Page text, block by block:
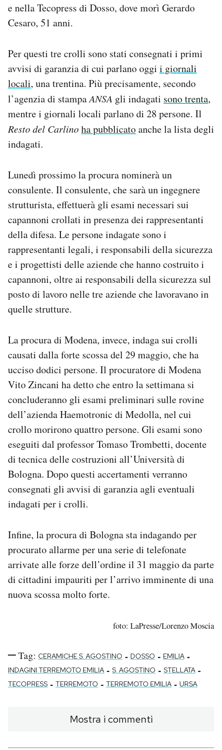
e nella Tecopress di Dosso, dove morì Gerardo
Cesaro, 51 anni.
Per questi tre crolli sono stati consegnati i primi
avvisi di garanzia di cui parlano oggi i giornali
locali, una trentina. Più precisamente, secondo
l’agenzia di stampaANSA gli indagati sono trenta,
mentre i giornali locali parlano di 28 persone. Il
Resto del Carlinoha pubblicatoanche la lista degli
indagati.
Lunedì prossimo la procura nominerà un
consulente. Il consulente, che sarà un ingegnere
strutturista, effettuerà gli esami necessari sui
capannoni crollati in presenza dei rappresentanti
della difesa. Le persone indagate sono i
rappresentanti legali, i responsabili della sicurezza
e i progettisti delle aziende che hanno costruito i
capannoni, oltre ai responsabili della sicurezza sul
posto di lavoro nelle tre aziende che lavoravano in
quelle strutture.
La procura di Modena, invece, indaga sui crolli
causati dalla forte scossa del 29 maggio, che ha
ucciso dodici persone. Il procuratore di Modena
Vito Zincani ha detto che entro la settimana si
concluderanno gli esami preliminari sulle rovine
dell’azienda Haemotronic di Medolla, nel cui
crollo morirono quattro persone. Gli esami sono
eseguiti dal professor Tomaso Trombetti, docente
di tecnica delle costruzioni all’Università di
Bologna. Dopo questi accertamenti verranno
consegnati gli avvisi di garanzia agli eventuali
indagati per i crolli.
Infine, la procura di Bologna sta indagando per
procurato allarme per una serie di telefonate
arrivate alle forze dell’ordine il 31 maggio da parte
di cittadini impauriti per l’arrivo imminente di una
nuova scossa molto forte.
foto: LaPresse/Lorenzo Moscia
Tag: CERAMICHE S. AGOSTINO - DOSSO - EMILIA -
INDAGINI TERREMOTO EMILIA - S. AGOSTINO - STELLATA -
TECOPRESS - TERREMOTO - TERREMOTO EMILIA - URSA
Mostra i commenti